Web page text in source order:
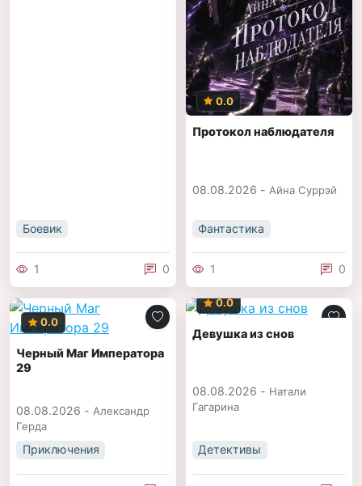
Боевик
1 0
0.0
Протокол наблюдателя
08.08.2026 - Айна Суррэй
Фантастика
1 0
0.0
Черный Маг Императора
29
08.08.2026 - Александр
Герда
Приключения
0.0
Девушка из снов
08.08.2026 - Натали
Гагарина
Детективы